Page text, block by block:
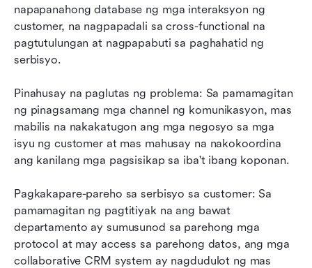
napapanahong database ng mga interaksyon ng
customer, na nagpapadali sa cross-functional na
pagtutulungan at nagpapabuti sa paghahatid ng
serbisyo.
Pinahusay na paglutas ng problema: Sa pamamagitan
ng pinagsamang mga channel ng komunikasyon, mas
mabilis na nakakatugon ang mga negosyo sa mga
isyu ng customer at mas mahusay na nakokoordina
ang kanilang mga pagsisikap sa iba't ibang koponan.
Pagkakapare-pareho sa serbisyo sa customer: Sa
pamamagitan ng pagtitiyak na ang bawat
departamento ay sumusunod sa parehong mga
protocol at may access sa parehong datos, ang mga
collaborative CRM system ay nagdudulot ng mas